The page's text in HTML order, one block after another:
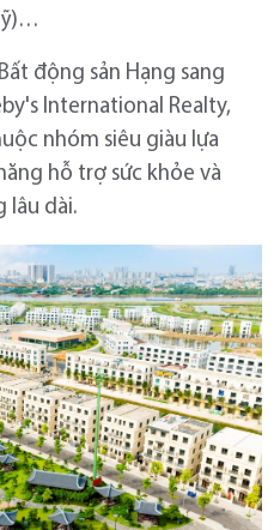
động sản Hạng sang
International Realty,
nhóm siêu giàu lựa
hỗ trợ sức khỏe và
lâu dài.